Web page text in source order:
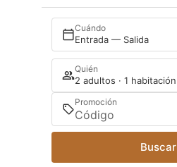
Cuándo
Entrada — Salida
Quién
2 adultos · 1 habitación
Promoción
Buscar